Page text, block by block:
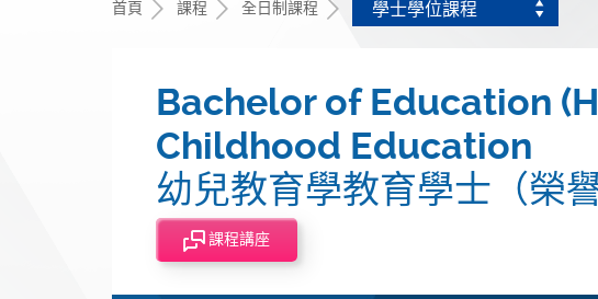
首頁 課程 全日制課程 學士學位課程
Bachelor of Education
Childhood Education
幼兒教育學教育學士（榮
課程講座